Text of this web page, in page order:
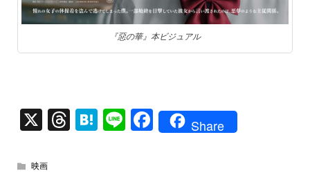
『惡の華』本ビジュアル
X
T
H
Li
F
Share
映画